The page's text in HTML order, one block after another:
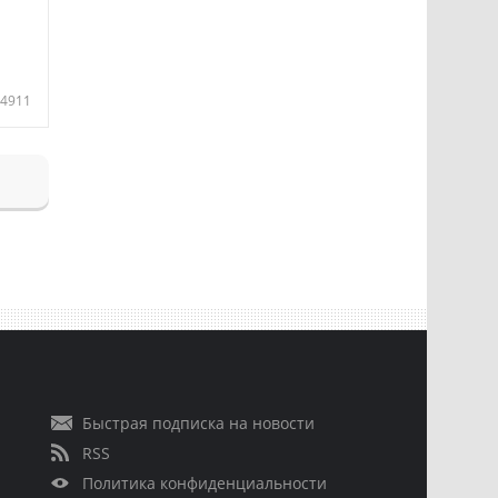
4911
Быстрая подписка на новости
RSS
Политика конфиденциальности